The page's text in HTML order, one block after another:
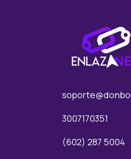
3007170351
(602) 287 5004